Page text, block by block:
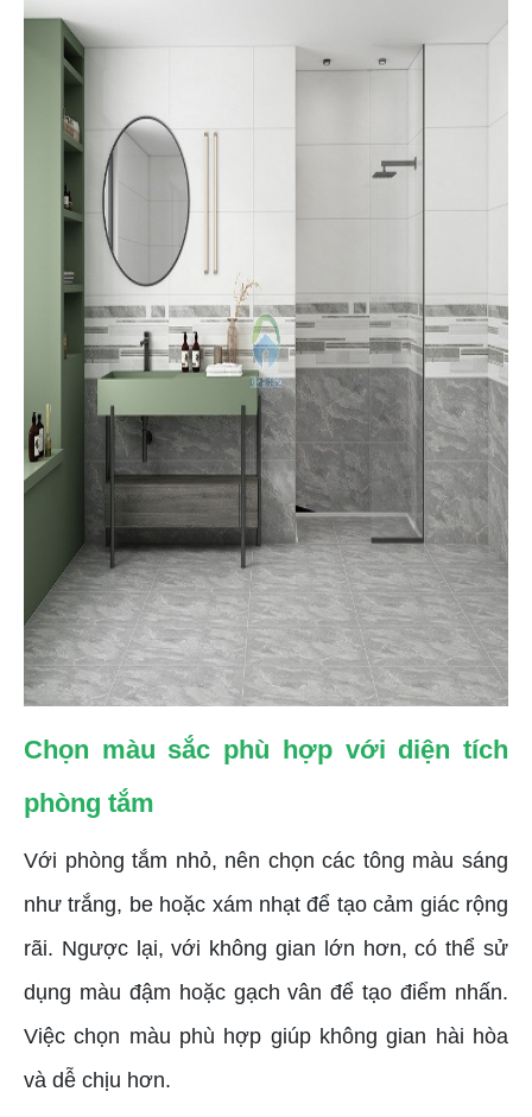
Chọn màu sắc phù hợp với diện tích
phòng tắm
Với phòng tắm nhỏ, nên chọn các tông màu sáng
như trắng, be hoặc xám nhạt để tạo cảm giác rộng
rãi. Ngược lại, với không gian lớn hơn, có thể sử
dụng màu đậm hoặc gạch vân để tạo điểm nhấn.
Việc chọn màu phù hợp giúp không gian hài hòa
và dễ chịu hơn.